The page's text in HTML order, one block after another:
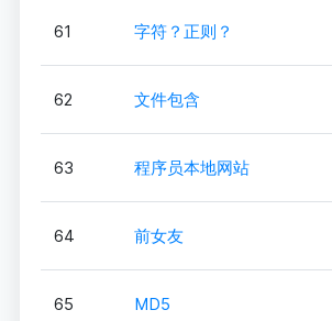
61 字符？正则？
62 文件包含
63 程序员本地网站
64 前女友
65 MD5